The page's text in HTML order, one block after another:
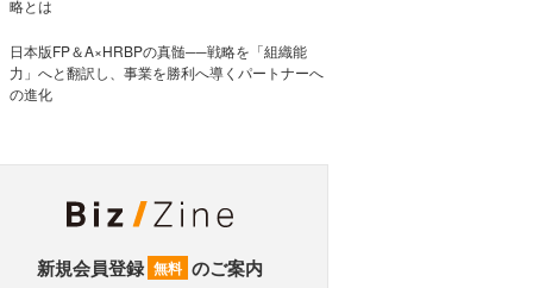
略とは
日本版FP＆A×HRBPの真髄──戦略を「組織能
力」へと翻訳し、事業を勝利へ導くパートナーへ
の進化
新規会員登録 無料 のご案内